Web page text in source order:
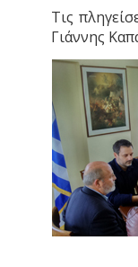
Τις
Γιάννης